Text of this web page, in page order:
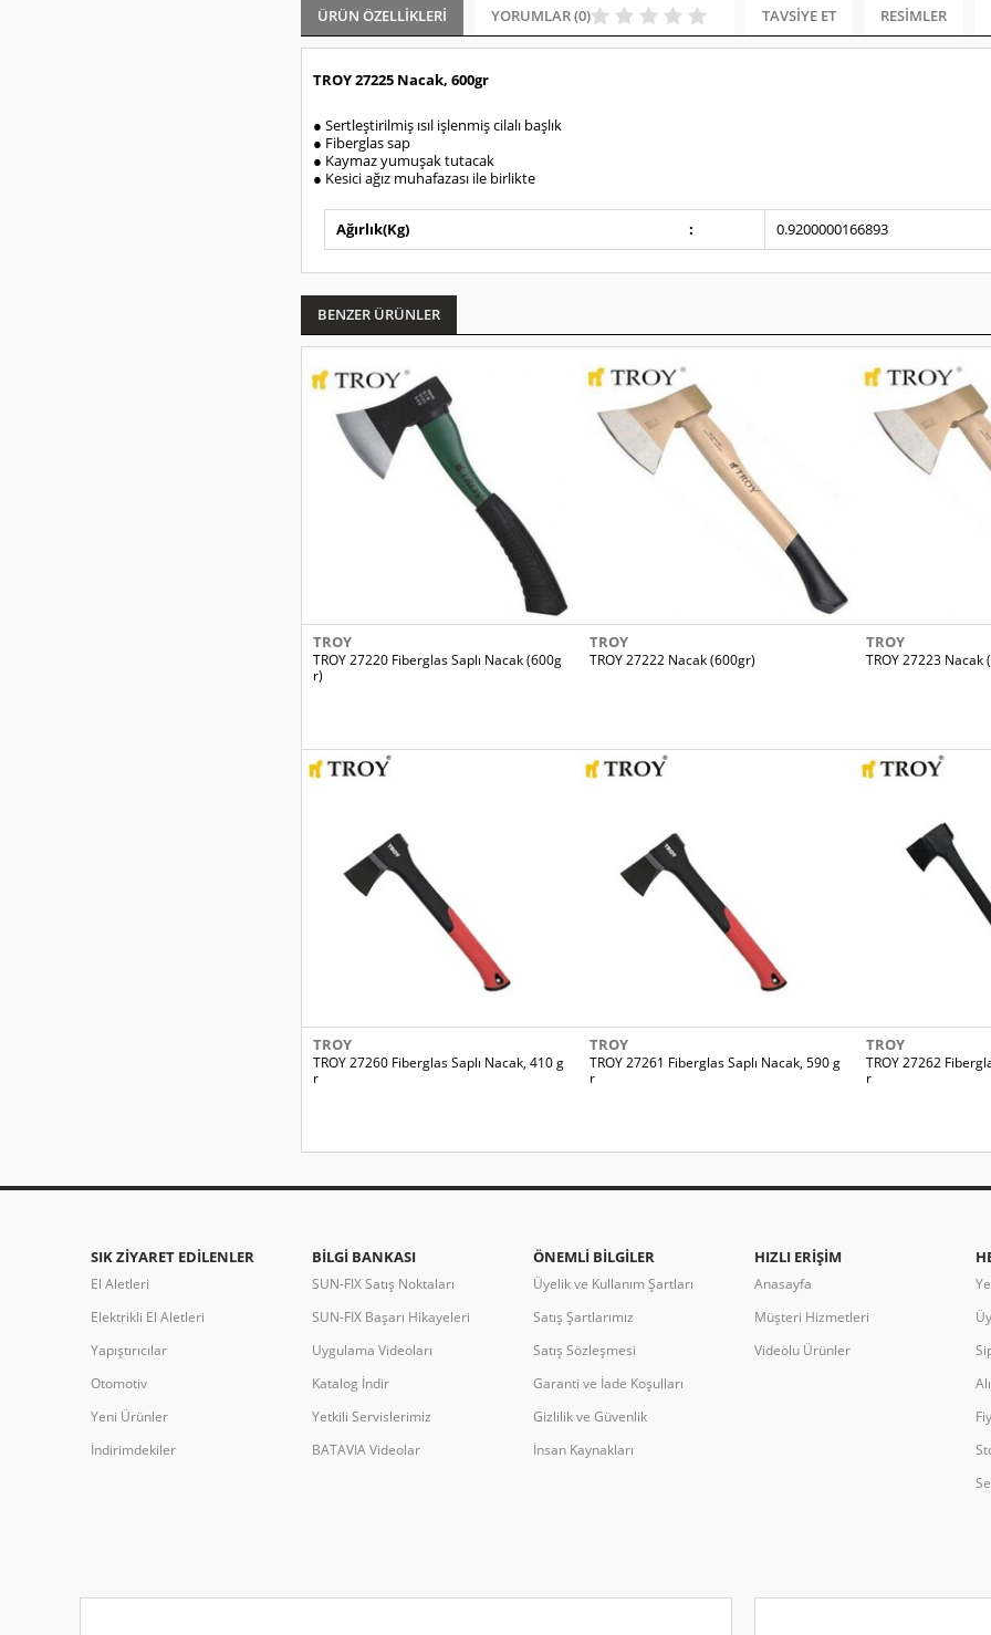
ÜRÜN ÖZELLIKLERI YORUMLAR (0) TAVSIYE ET RESIMLER
TROY 27225 Nacak, 600gr
● Sertleştirilmiş ısıl işlenmiş cilalı başlık
● Fiberglas sap
● Kaymaz yumuşak tutacak
● Kesici ağız muhafazası ile birlikte
Ağırlık(Kg) : 0.9200000166893
BENZER ÜRÜNLER
TROY
TROY 27220 Fiberglas Saplı Nacak (600g
r)
TROY
TROY 27222 Nacak (600gr)
TROY
TROY 27223 Nacak
TROY
TROY 27260 Fiberglas Saplı Nacak, 410 g
r
TROY
TROY 27261 Fiberglas Saplı Nacak, 590 g
r
TROY
TROY 27262
r
SIK ZIYARET EDILENLER
El Aletleri
Elektrikli El Aletleri
Yapıştırıcılar
Otomotiv
Yeni Ürünler
İndirimdekiler
BILGI BANKASI
SUN-FIX Satış Noktaları
SUN-FIX Başarı Hikayeleri
Uygulama Videoları
Katalog İndir
Yetkili Servislerimiz
BATAVIA Videolar
ÖNEMLI BILGILER
Üyelik ve Kullanım Şartları
Satış Şartlarımız
Satış Sözleşmesi
Garanti ve İade Koşulları
Gizlilik ve Güvenlik
İnsan Kaynakları
HIZLI ERIŞIM
Anasayfa
Müşteri Hizmetleri
Videolu Ürünler